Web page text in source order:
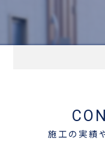
施工の実績